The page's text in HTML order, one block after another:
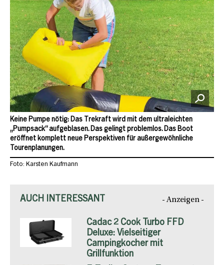
Keine Pumpe nötig: Das Trekraft wird mit dem ultraleichten
„Pumpsack“ aufgeblasen. Das gelingt problemlos. Das Boot
eröffnet komplett neue Perspektiven für außergewöhnliche
Tourenplanungen.
Foto: Karsten Kaufmann
AUCH INTERESSANT - Anzeigen -
Cadac 2 Cook Turbo FFD
Deluxe: Vielseitiger
Campingkocher mit
Grillfunktion